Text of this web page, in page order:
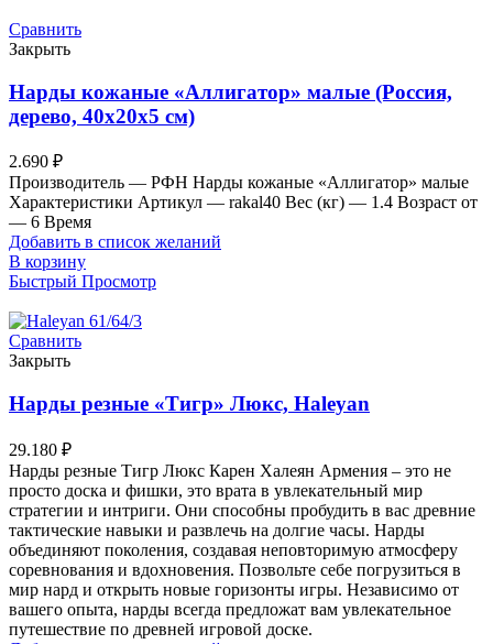
Сравнить
Закрыть
Нарды кожаные «Аллигатор» малые (Россия,
дерево, 40х20х5 см)
2.690 ₽
Производитель — РФН Нарды кожаные «Аллигатор» малые
Характеристики Артикул — rakal40 Вес (кг) — 1.4 Возраст от
— 6 Время
Добавить в список желаний
В корзину
Быстрый Просмотр
Сравнить
Закрыть
Нарды резные «Тигр» Люкс, Haleyan
29.180 ₽
Нарды резные Тигр Люкс Карен Халеян Армения – это не
просто доска и фишки, это врата в увлекательный мир
стратегии и интриги. Они способны пробудить в вас древние
тактические навыки и развлечь на долгие часы. Нарды
объединяют поколения, создавая неповторимую атмосферу
соревнования и вдохновения. Позвольте себе погрузиться в
мир нард и открыть новые горизонты игры. Независимо от
вашего опыта, нарды всегда предложат вам увлекательное
путешествие по древней игровой доске.